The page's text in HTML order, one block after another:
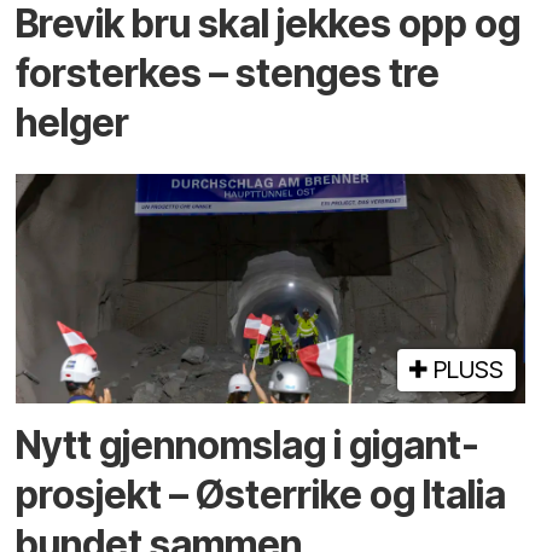
Brevik bru skal jekkes opp og
forsterkes – stenges tre
helger
PLUSS
Nytt gjennomslag i gigant­
prosjekt – Østerrike og Italia